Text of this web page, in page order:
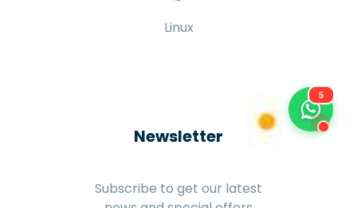
Linux
Newsletter
Subscribe to get our latest
5